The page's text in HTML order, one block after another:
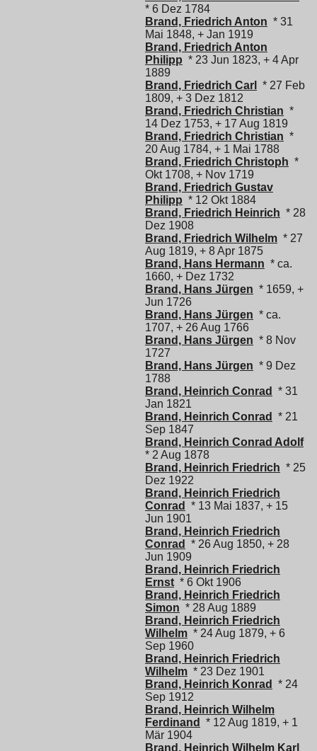
* 6 Dez 1784
Brand, Friedrich Anton * 31
Mai 1848, + Jan 1919
Brand, Friedrich Anton
Philipp * 23 Jun 1823, + 4 Apr
1889
Brand, Friedrich Carl
* 27 Feb
1809, + 3 Dez 1812
Brand, Friedrich Christian *
14 Dez 1753, + 17 Aug 1819
Brand, Friedrich Christian *
20 Aug 1784, + 1 Mai 1788
Brand, Friedrich Christoph *
Okt 1708, + Nov 1719
Brand, Friedrich Gustav
Philipp * 12 Okt 1884
Brand, Friedrich Heinrich * 28
Dez 1908
Brand, Friedrich Wilhelm * 27
Aug 1819, + 8 Apr 1875
Brand, Hans Hermann * ca.
1660, + Dez 1732
Brand, Hans Jürgen * 1659, +
Jun 1726
Brand, Hans Jürgen * ca.
1707, + 26 Aug 1766
Brand, Hans Jürgen * 8 Nov
1727
Brand, Hans Jürgen * 9 Dez
1788
Brand, Heinrich Conrad
* 31
Jan 1821
Brand, Heinrich Conrad
* 21
Sep 1847
Brand, Heinrich Conrad Adolf
* 2 Aug 1878
Brand, Heinrich Friedrich * 25
Dez 1922
Brand, Heinrich Friedrich
Conrad
* 13 Mai 1837, + 15
Jun 1901
Brand, Heinrich Friedrich
Conrad
* 26 Aug 1850, + 28
Jun 1909
Brand, Heinrich Friedrich
Ernst * 6 Okt 1906
Brand, Heinrich Friedrich
Simon * 28 Aug 1889
Brand, Heinrich Friedrich
Wilhelm * 24 Aug 1879, + 6
Sep 1960
Brand, Heinrich Friedrich
Wilhelm * 23 Dez 1901
Brand, Heinrich Konrad
* 24
Sep 1912
Brand, Heinrich Wilhelm
Ferdinand
* 12 Aug 1819, + 1
Mär 1904
Brand, Heinrich Wilhelm Karl